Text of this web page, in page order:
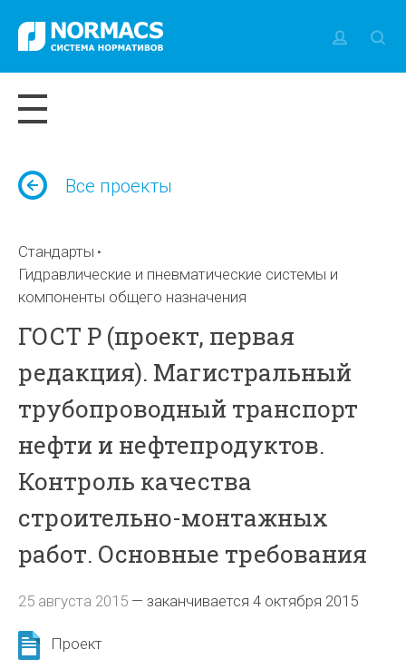
Все проекты
Стандарты
Гидравлические и пневматические системы и
компоненты общего назначения
ГОСТ Р (проект, первая
редакция). Магистральный
трубопроводный транспорт
нефти и нефтепродуктов.
Контроль качества
строительно-монтажных
работ. Основные требования
25 августа 2015 —заканчивается 4 октября 2015
Проект